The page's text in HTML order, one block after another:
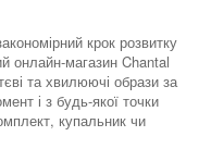
крок розвитку
онлайн-магазин Chantal
та хвилюючі образи за
і з будь-якої точки
купальник чи